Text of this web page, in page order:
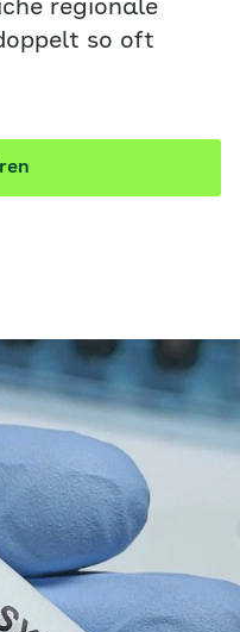
regionale
so oft